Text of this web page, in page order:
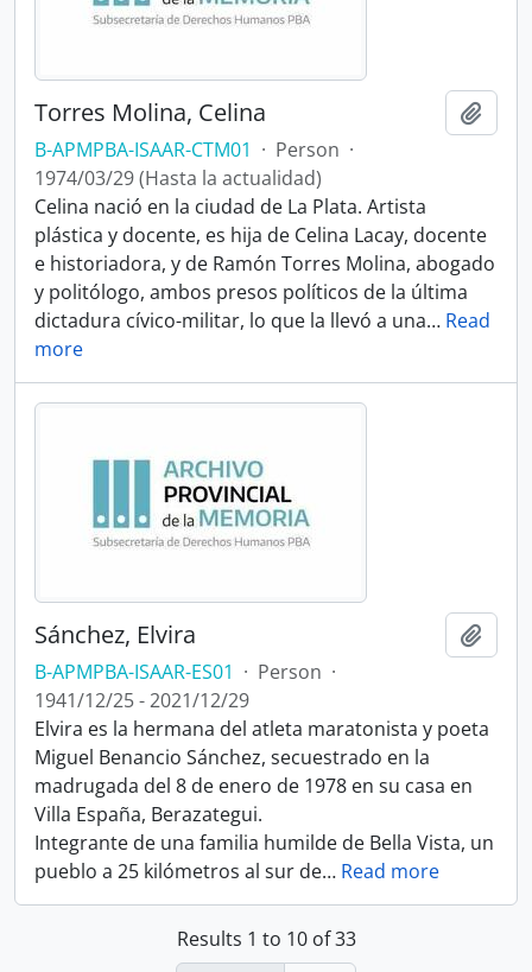
Torres Molina, Celina
B-APMPBA-ISAAR-CTM01 · Person ·
1974/03/29 (Hasta la actualidad)
Celina nació en la ciudad de La Plata. Artista
plástica y docente, es hija de Celina Lacay, docente
e historiadora, y de Ramón Torres Molina, abogado
y politólogo, ambos presos políticos de la última
dictadura cívico-militar, lo que la llevó a una… Read
more
Sánchez, Elvira
B-APMPBA-ISAAR-ES01 · Person ·
1941/12/25 - 2021/12/29
Elvira es la hermana del atleta maratonista y poeta
Miguel Benancio Sánchez, secuestrado en la
madrugada del 8 de enero de 1978 en su casa en
Villa España, Berazategui.
Integrante de una familia humilde de Bella Vista, un
pueblo a 25 kilómetros al sur de… Read more
Results 1 to 10 of 33